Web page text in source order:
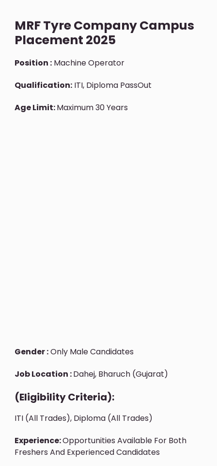
MRF Tyre Company Campus
Placement 2025
Position : Machine Operator
Qualification: ITI, Diploma PassOut
Age Limit:Maximum 30 Years
Gender :Only Male Candidates
Job Location :Dahej, Bharuch (Gujarat)
(Eligibility Criteria):
ITI (All Trades), Diploma (All Trades)
Experience:Opportunities Available For Both
Freshers And Experienced Candidates